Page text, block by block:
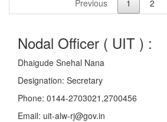
Previous
1 2
Nodal Officer ( UIT ) :
Dhaigude Snehal Nana
Designation: Secretary
Phone: 0144-2703021,2700456
Email: uit-alw-rj@gov.in